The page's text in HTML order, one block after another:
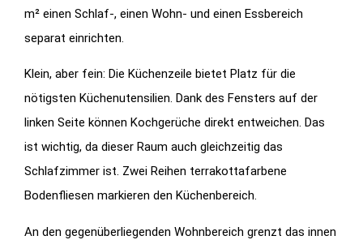
m² einen Schlaf-, einen Wohn- und einen Essbereich
separat einrichten.
Klein, aber fein: Die Küchenzeile bietet Platz für die
nötigsten Küchenutensilien. Dank des Fensters auf der
linken Seite können Kochgerüche direkt entweichen. Das
ist wichtig, da dieser Raum auch gleichzeitig das
Schlafzimmer ist. Zwei Reihen terrakottafarbene
Bodenfliesen markieren den Küchenbereich.
An den gegenüberliegenden Wohnbereich grenzt das innen